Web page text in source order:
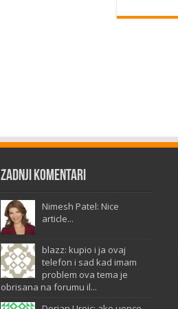
Zadnji komentari
Nimesh Patel: Nice
article...
blazz: kupio i ja ovaj
telefon i sad kad imam
problem ova tema je
obrisana na forumu il...